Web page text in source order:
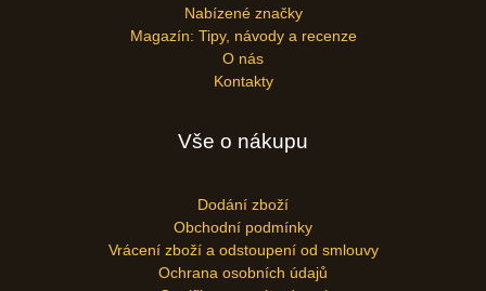
Nabízené značky
Magazín: Tipy, návody a recenze
O nás
Kontakty
Vše o nákupu
Dodání zboží
Obchodní podmínky
Vrácení zboží a odstoupení od smlouvy
Ochrana osobních údajů